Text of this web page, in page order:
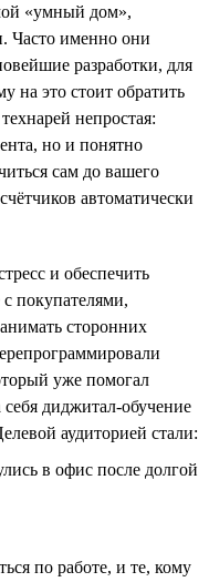
«умный дом»,
Часто именно они
разработки, для
на это стоит обратить
непростая:
но и понятно
сам до вашего
автоматически
и обеспечить
покупателями,
сторонних
уже помогал
себя диджитал-обучение
аудиторией стали:
в офис после долгой
по работе, и те, кому